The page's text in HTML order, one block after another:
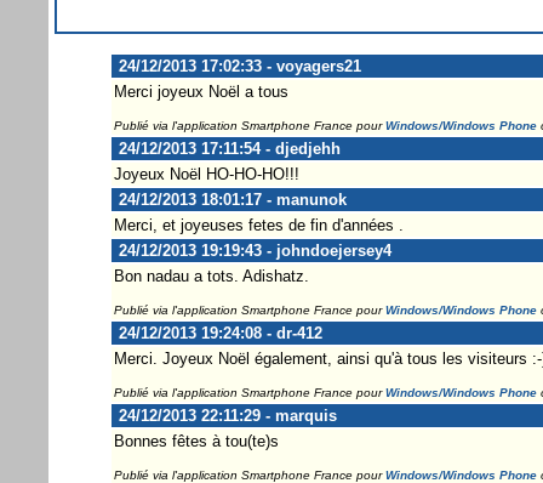
24/12/2013 17:02:33 - voyagers21
Merci joyeux Noël a tous
Publié via l'application Smartphone France pourWindows/Windows Phone
24/12/2013 17:11:54 - djedjehh
Joyeux Noël HO-HO-HO!!!
24/12/2013 18:01:17 - manunok
Merci, et joyeuses fetes de fin d'années .
24/12/2013 19:19:43 - johndoejersey4
Bon nadau a tots. Adishatz.
Publié via l'application Smartphone France pourWindows/Windows Phone
24/12/2013 19:24:08 - dr-412
Merci. Joyeux Noël également, ainsi qu'à tous les visiteurs
Publié via l'application Smartphone France pourWindows/Windows Phone
24/12/2013 22:11:29 - marquis
Bonnes fêtes à tou(te)s
Publié via l'application Smartphone France pourWindows/Windows Phone